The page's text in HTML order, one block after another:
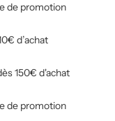
de promotion
d’achat
150€ d'achat
de promotion